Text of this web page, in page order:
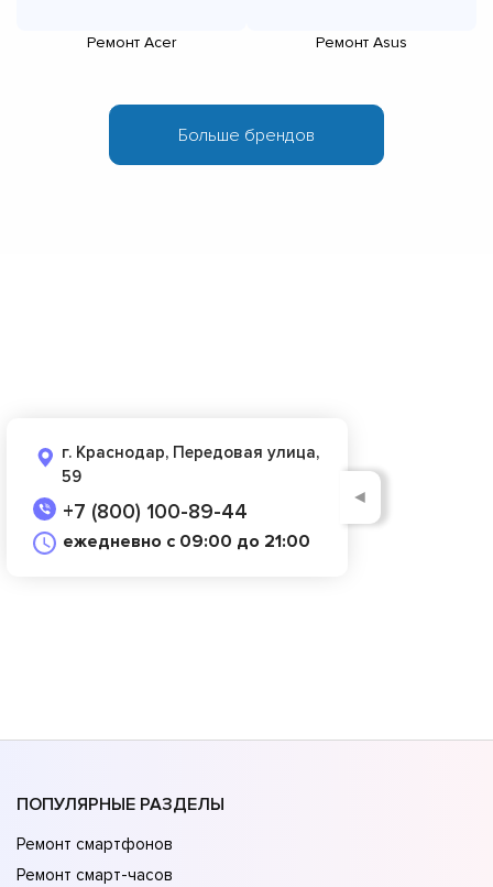
Ремонт Acer Ремонт Asus
г. Краснодар, Передовая улица,
59
+7 (800) 100-89-44
ежедневно с 09:00 до 21:00
◄
ПОПУЛЯРНЫЕ РАЗДЕЛЫ
Ремонт смартфонов
Ремонт смарт-часов